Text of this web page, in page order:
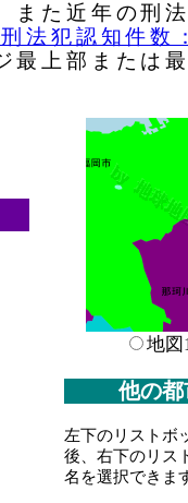
また近年の刑
法犯認知件数
最上部または
地図
他の
左下のリストボ
後、右下のリス
名を選択できま